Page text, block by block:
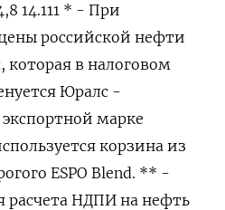
14.111 * - При
российской нефти
которая в налоговом
Юралс -
марке
корзина из
ESPO Blend. ** -
расчета НДПИ на нефть